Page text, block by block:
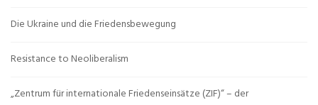
Die Ukraine und die Friedensbewegung
Resistance to Neoliberalism
„Zentrum für internationale Friedenseinsätze (ZIF)“ – der